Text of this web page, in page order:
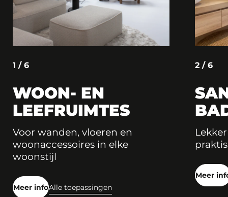
1 / 6
WOON- EN
LEEFRUIMTES
Voor wanden, vloeren en
woonaccessoires in elke
woonstijl
Meer infoAlle toepassingen
2 / 6
Meer